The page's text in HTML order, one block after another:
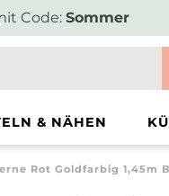
Code: Sommer
& NÄHEN
Rot Goldfarbig 1,45m